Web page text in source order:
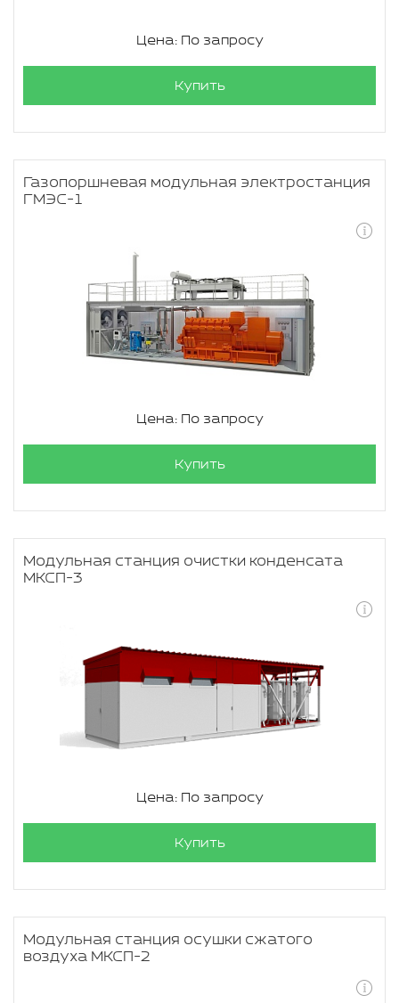
Цена: По запросу
Купить
Газопоршневая модульная электростанция
ГМЭС-1
Цена: По запросу
Купить
Модульная станция очистки конденсата
МКСП-3
Цена: По запросу
Купить
Модульная станция осушки сжатого
воздуха МКСП-2